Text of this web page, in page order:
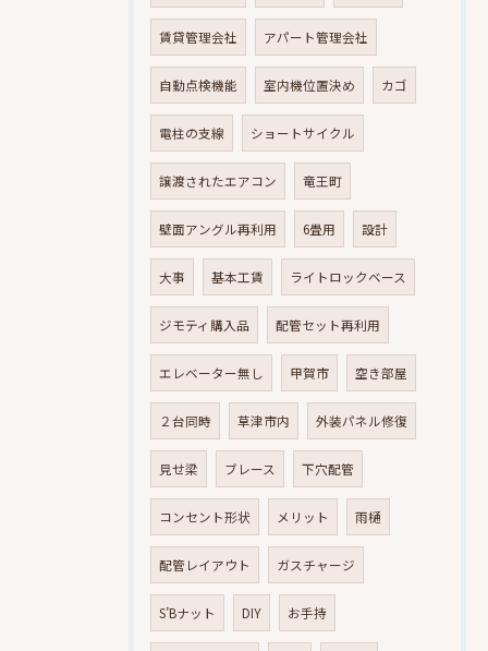
賃貸管理会社 アパート管理会社
自動点検機能 室内機位置決め カゴ
電柱の支線 ショートサイクル
譲渡されたエアコン 竜王町
壁面アングル再利用 6畳用 設計
大事 基本工賃 ライトロックベース
ジモティ購入品 配管セット再利用
エレベーター無し 甲賀市 空き部屋
２台同時 草津市内 外装パネル修復
見せ梁 ブレース 下穴配管
コンセント形状 メリット 雨樋
配管レイアウト ガスチャージ
S’Bナット DIY お手持